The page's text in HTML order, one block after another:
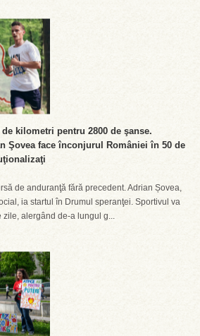
kilometri pentru 2800 de şanse.
Şovea face înconjurul României în 50 de
de anduranţă fără precedent. Adrian Șovea,
ia startul în Drumul speranţei. Sportivul va
alergând de-a lungul g...